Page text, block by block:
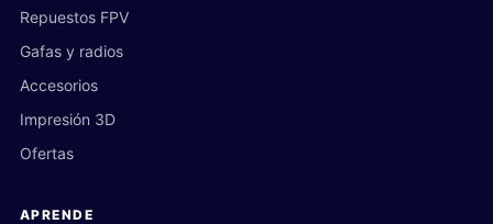
Repuestos FPV
Gafas y radios
Accesorios
Impresión 3D
Ofertas
APRENDE